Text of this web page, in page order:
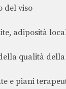
del viso
adiposità
qualità
e piani